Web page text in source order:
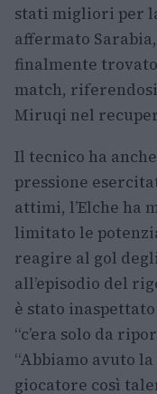
stati migliori per
affermato
finalmente
match,
Miruqi nel
Il tecnico ha
pressione
attimi, l’Elche ha
limitato le
reagire al gol
all’episodio del
è stato
“c’era solo da
“Abbiamo avuto
giocatore così